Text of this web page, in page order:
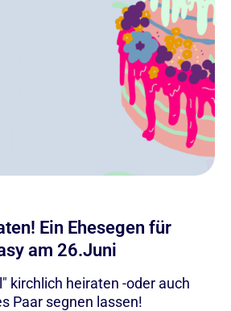
Ein Ehesegen für
am 26.Juni
kirchlich heiraten -oder auch
Paar segnen lassen!